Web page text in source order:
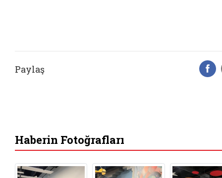
Paylaş
Haberin Fotoğrafları